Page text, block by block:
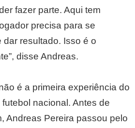
fazer parte. Aqui tem
precisa para se
dar resultado. Isso é o
disse Andreas.
é a primeira experiência do
nacional. Antes de
Andreas Pereira passou pelo